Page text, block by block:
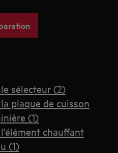
sélecteur (2)
plaque de cuisson
(1)
chauffant
(1)